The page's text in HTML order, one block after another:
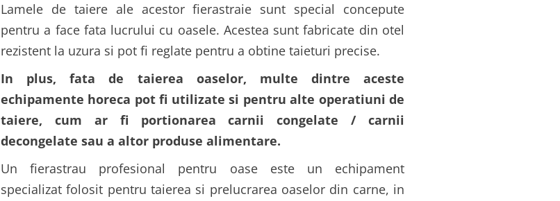
Lamele de taiere ale acestor fierastraie sunt special concepute
pentru a face fata lucrului cu oasele. Acestea sunt fabricate din otel
rezistent la uzura si pot fi reglate pentru a obtine taieturi precise.
In plus, fata de taierea oaselor, multe dintre aceste
echipamente horeca pot fi utilizate si pentru alte operatiuni de
taiere, cum ar fi portionarea carnii congelate / carnii
decongelate sau a altor produse alimentare.
Un fierastrau profesional pentru oase este un echipament
specializat folosit pentru taierea si prelucrarea oaselor din carne, in